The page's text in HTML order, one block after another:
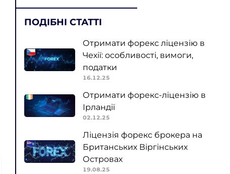
ПОДІБНІ СТАТТІ
Отримати форекс ліцензію в
Чехії: особливості, вимоги,
податки
16.12.25
Отримати форекс-ліцензію в
Ірландії
02.12.25
Ліцензія форекс брокера на
Британських Віргінських
Островах
19.08.25